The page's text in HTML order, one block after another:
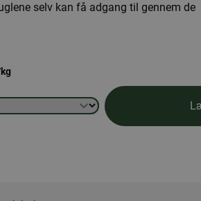
selv kan få adgang til gennem de